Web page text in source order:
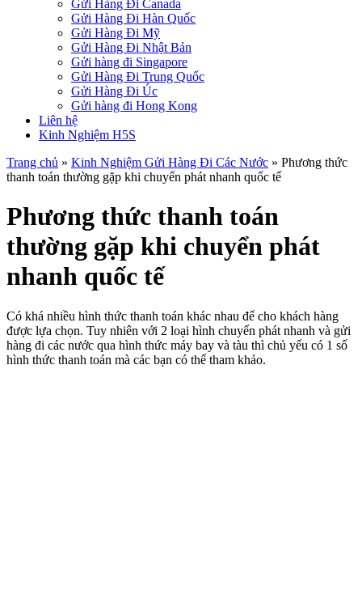
Gửi Hàng Đi Canada
Gửi Hàng Đi Hàn Quốc
Gửi Hàng Đi Mỹ
Gửi Hàng Đi Nhật Bản
Gửi hàng đi Singapore
Gửi Hàng Đi Trung Quốc
Gửi Hàng Đi Úc
Gửi hàng đi Hong Kong
Liên hệ
Kinh Nghiệm H5S
Trang chủ » Kinh Nghiệm Gửi Hàng Đi Các Nước » Phương thức
thanh toán thường gặp khi chuyển phát nhanh quốc tế
Phương thức thanh toán
thường gặp khi chuyển phát
nhanh quốc tế
Có khá nhiều hình thức thanh toán khác nhau để cho khách hàng
được lựa chọn. Tuy nhiên với 2 loại hình chuyển phát nhanh và gửi
hàng đi các nước qua hình thức máy bay và tàu thì chủ yếu có 1 số
hình thức thanh toán mà các bạn có thể tham khảo.